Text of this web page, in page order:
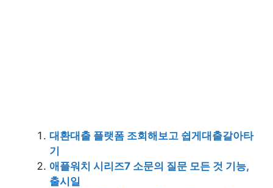
대환대출 플랫폼 조회해보고 쉽게대출갈아타
기
애플워치 시리즈7 소문의 질문 모든 것 기능,
출시일